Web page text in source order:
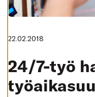
K
A
I
Y
V
K
22.02.2018
24/7-työ